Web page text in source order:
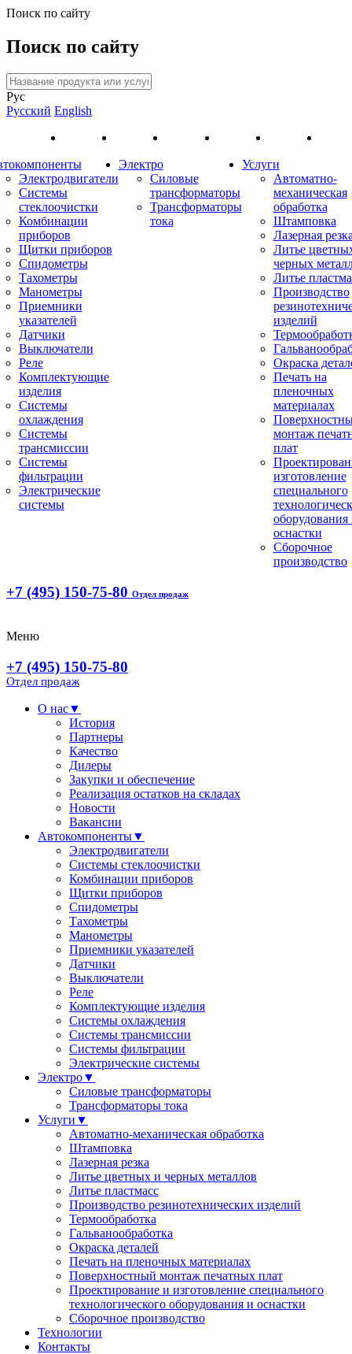
Поиск по сайту
Поиск по сайту
Рус
Русский English
Электродвигатели
Системы
стеклоочистки
Комбинации
приборов
Щитки приборов
Спидометры
Тахометры
Манометры
Приемники
указателей
Датчики
Выключатели
Реле
Комплектующие
изделия
Системы
охлаждения
Системы
трансмиссии
Системы
фильтрации
Электрические
системы
Электро
Силовые
трансформаторы
Трансформаторы
тока
Услуги
Автоматно-
механическая
обработка
Штамповка
Лазерная
Литье
черных
Литье
Производство
изделий
Окраска
Печать на
пленочных
материалах
монтаж
плат
изготовление
специального
оборудования
оснастки
Сборочное
производство
+7 (495) 150-75-80 Отдел продаж
Меню
+7 (495) 150-75-80
Отдел продаж
О нас▼
История
Партнеры
Качество
Дилеры
Закупки и обеспечение
Реализация остатков на складах
Новости
Вакансии
Автокомпоненты▼
Электродвигатели
Системы стеклоочистки
Комбинации приборов
Щитки приборов
Спидометры
Тахометры
Манометры
Приемники указателей
Датчики
Выключатели
Реле
Комплектующие изделия
Системы охлаждения
Системы трансмиссии
Системы фильтрации
Электрические системы
Электро▼
Силовые трансформаторы
Трансформаторы тока
Услуги ▼
Автоматно-механическая обработка
Штамповка
Лазерная резка
Литье цветных и черных металлов
Литье пластмасс
Производство резинотехнических изделий
Термообработка
Гальванообработка
Окраска деталей
Печать на пленочных материалах
Поверхностный монтаж печатных плат
Проектирование и изготовление специального
технологического оборудования и оснастки
Сборочное производство
Технологии
Контакты